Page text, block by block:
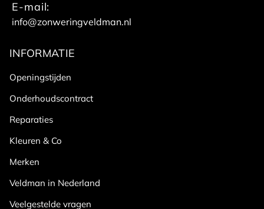
E-mail:
info@zonweringveldman.nl
INFORMATIE
Openingstijden
Onderhoudscontract
Reparaties
Kleuren & Co
Merken
Veldman in Nederland
Veelgestelde vragen